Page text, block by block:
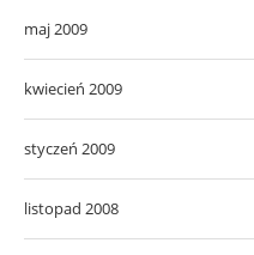
maj 2009
kwiecień 2009
styczeń 2009
listopad 2008